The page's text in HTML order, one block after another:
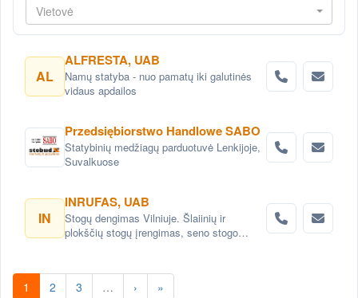
Vietovė
AL
ALFRESTA, UAB
Namų statyba - nuo pamatų iki galutinės
vidaus apdailos
Przedsiębiorstwo Handlowe SABO
Statybinių medžiagų parduotuvė Lenkijoje,
Suvalkuose
IN
INRUFAS, UAB
Stogų dengimas Vilniuje. Šlaiinių ir
plokščių stogų įrengimas, seno stogo
Vilniuje. Stogų remonto darbai, stogo
renovacija Vilniuje.
1 2 3 … › »